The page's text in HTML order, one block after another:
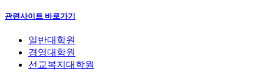
관련사이트 바로가기
일반대학원
경영대학원
선교복지대학원